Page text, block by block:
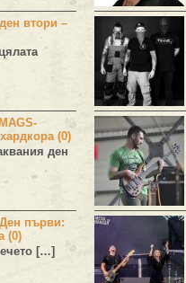
втори –
(0)
ден
първи:
(0)
[…]